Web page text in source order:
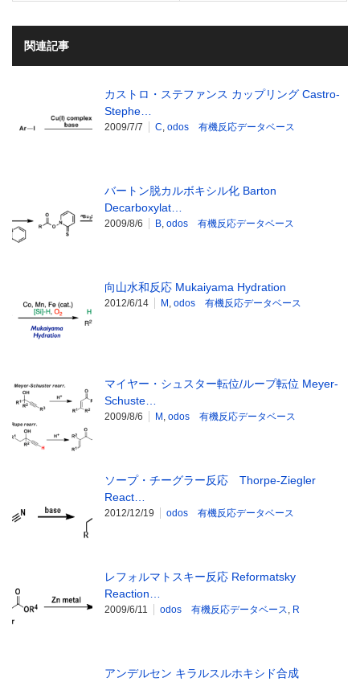
関連記事
カストロ・ステファンス カップリング Castro-
Stephe…
2009/7/7 C, odos 有機反応データベース
バートン脱カルボキシル化 Barton
Decarboxylat…
2009/8/6 B, odos 有機反応データベース
向山水和反応 Mukaiyama Hydration
2012/6/14 M, odos 有機反応データベース
マイヤー・シュスター転位/ループ転位 Meyer-
Schuste…
2009/8/6 M, odos 有機反応データベース
ソープ・チーグラー反応 Thorpe-Ziegler
React…
2012/12/19 odos 有機反応データベース
レフォルマトスキー反応 Reformatsky
Reaction…
2009/6/11 odos 有機反応データベース, R
アンデルセン キラルスルホキシド合成